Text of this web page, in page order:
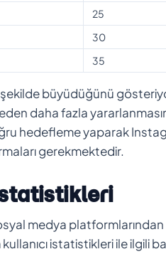
25
30
35
şekilde büyüdüğünü
daha fazla
hedefleme yaparak
gerekmektedir.
medya platformlarından
istatistikleri ile ilgili